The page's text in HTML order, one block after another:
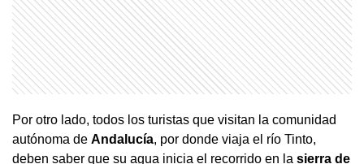
Por otro lado, todos los turistas que visitan la comunidad
autónoma de Andalucía, por donde viaja el río Tinto,
deben saber que su agua inicia el recorrido en la sierra de